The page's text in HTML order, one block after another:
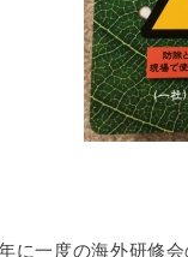
に一度の海外研修